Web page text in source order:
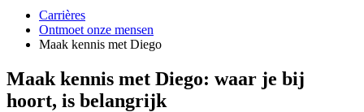
Carrières
Ontmoet onze mensen
Maak kennis met Diego
Maak kennis met Diego: waar je bij
hoort, is belangrijk